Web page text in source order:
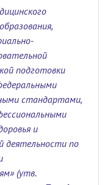
подготовки
стандартами,
и
деятельности по
(утв.